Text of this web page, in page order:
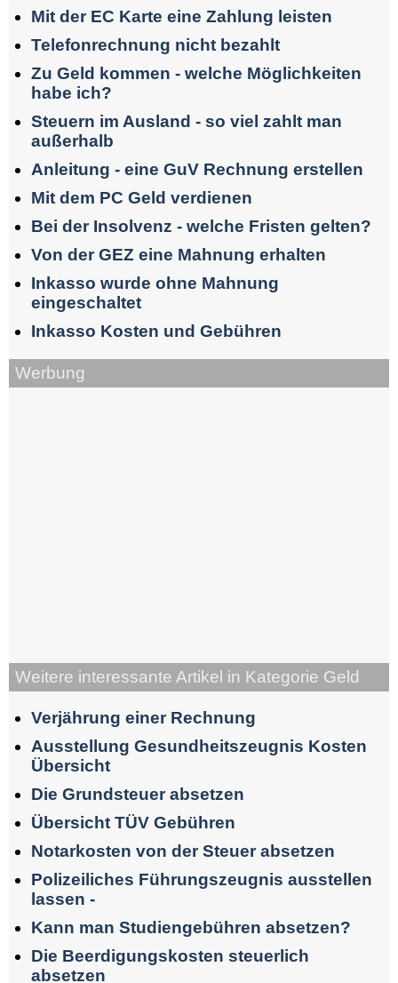
Mit der EC Karte eine Zahlung leisten
Telefonrechnung nicht bezahlt
Zu Geld kommen - welche Möglichkeiten
habe ich?
Steuern im Ausland - so viel zahlt man
außerhalb
Anleitung - eine GuV Rechnung erstellen
Mit dem PC Geld verdienen
Bei der Insolvenz - welche Fristen gelten?
Von der GEZ eine Mahnung erhalten
Inkasso wurde ohne Mahnung
eingeschaltet
Inkasso Kosten und Gebühren
Werbung
Weitere interessante Artikel in Kategorie Geld
Verjährung einer Rechnung
Ausstellung Gesundheitszeugnis Kosten
Übersicht
Die Grundsteuer absetzen
Übersicht TÜV Gebühren
Notarkosten von der Steuer absetzen
Polizeiliches Führungszeugnis ausstellen
lassen -
Kann man Studiengebühren absetzen?
Die Beerdigungskosten steuerlich
absetzen